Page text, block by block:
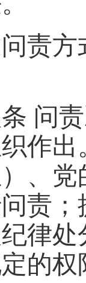
问责
问
作
）、
责
律
的